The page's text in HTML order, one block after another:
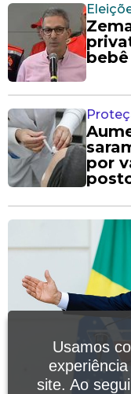
por
Usamos
site. Ao